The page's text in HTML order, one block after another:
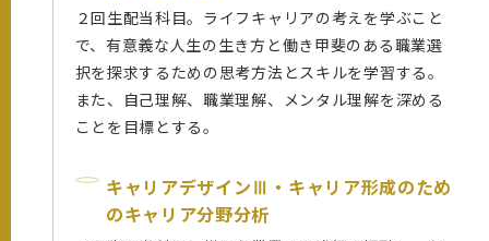
２回生配当科目。ライフキャリアの考えを学ぶこと
で、有意義な人生の生き方と働き甲斐のある職業選
択を探求するための思考方法とスキルを学習する。
また、自己理解、職業理解、メンタル理解を深める
ことを目標とする。
キャリアデザインⅢ・キャリア形成のため
のキャリア分野分析